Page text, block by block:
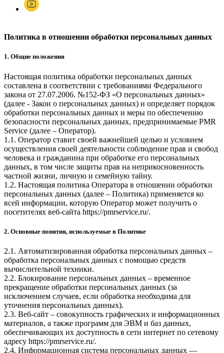
Политика в отношении обработки персональных данных
1. Общие положения
Настоящая политика обработки персональных данных
составлена в соответствии с требованиями Федерального
закона от 27.07.2006. №152-ФЗ «О персональных данных»
(далее - Закон о персональных данных) и определяет порядок
обработки персональных данных и меры по обеспечению
безопасности персональных данных, предпринимаемые PMR
Service (далее – Оператор).
1.1. Оператор ставит своей важнейшей целью и условием
осуществления своей деятельности соблюдение прав и свобод
человека и гражданина при обработке его персональных
данных, в том числе защиты прав на неприкосновенность
частной жизни, личную и семейную тайну.
1.2. Настоящая политика Оператора в отношении обработки
персональных данных (далее – Политика) применяется ко
всей информации, которую Оператор может получить о
посетителях веб-сайта https://pmrservice.ru/.
2. Основные понятия, используемые в Политике
2.1. Автоматизированная обработка персональных данных –
обработка персональных данных с помощью средств
вычислительной техники.
2.2. Блокирование персональных данных – временное
прекращение обработки персональных данных (за
исключением случаев, если обработка необходима для
уточнения персональных данных).
2.3. Веб-сайт – совокупность графических и информационных
материалов, а также программ для ЭВМ и баз данных,
обеспечивающих их доступность в сети интернет по сетевому
адресу https://pmrservice.ru/.
2.4. Информационная система персональных данных —